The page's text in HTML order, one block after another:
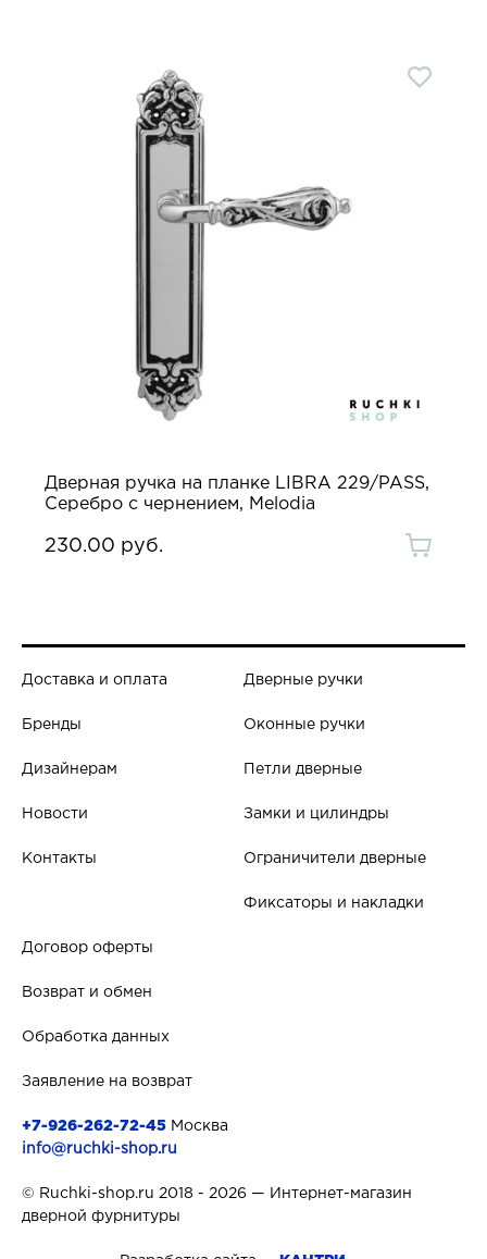
Дверная ручка на планке LIBRA 229/PASS,
Серебро с чернением, Melodia
230.00 руб.
Доставка и оплата
Бренды
Дизайнерам
Новости
Контакты
Дверные ручки
Оконные ручки
Петли дверные
Замки и цилиндры
Ограничители дверные
Фиксаторы и накладки
Договор оферты
Возврат и обмен
Обработка данных
Заявление на возврат
+7-926-262-72-45 Москва
info@ruchki-shop.ru
© Ruchki-shop.ru 2018 - 2026 — Интернет-магазин
дверной фурнитуры